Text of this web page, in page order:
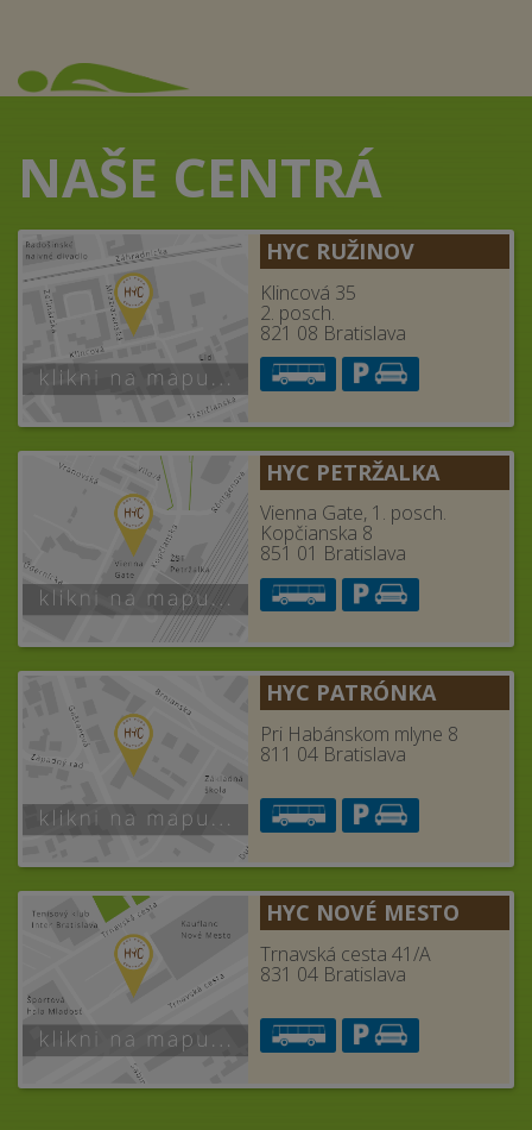
NAŠE CENTRÁ
HYC RUŽINOV
Klincová 35
2. posch.
821 08 Bratislava
HYC PETRŽALKA
Vienna Gate, 1. posch.
Kopčianska 8
851 01 Bratislava
HYC PATRÓNKA
Pri Habánskom mlyne 8
811 04 Bratislava
HYC NOVÉ MESTO
Trnavská cesta 41/A
831 04 Bratislava